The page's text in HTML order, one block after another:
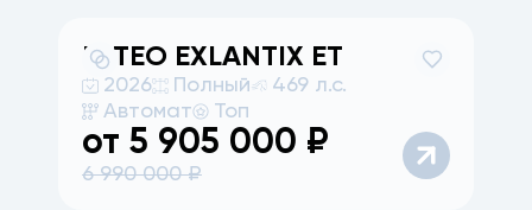
ESTEO EXLANTIX ET
2026 Полный
469 л.с.
Автомат
Топ
от 5 905 000 ₽
6 990 000₽